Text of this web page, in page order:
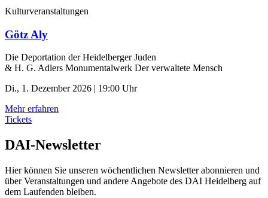
Kulturveranstaltungen
Götz Aly
Die Deportation der ­Heidelberger Juden
& H. G. Adlers Monumentalwerk Der verwaltete Mensch
Di., 1. Dezember 2026 | 19:00 Uhr
Mehr erfahren
Tickets
DAI-Newsletter
Hier können Sie unseren wöchentlichen Newsletter abonnieren und
über Veranstaltungen und andere Angebote des DAI Heidelberg auf
dem Laufenden bleiben.